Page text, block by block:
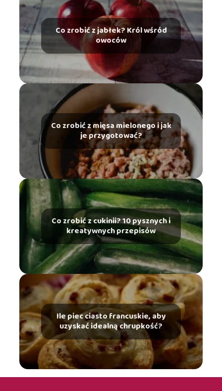
Co zrobić z jabłek? Król wśród
owoców
Co zrobić z mięsa mielonego i jak
je przygotować?
Co zrobić z cukinii? 10 pysznych i
kreatywnych przepisów
Ile piec ciasto francuskie, aby
uzyskać idealną chrupkość?